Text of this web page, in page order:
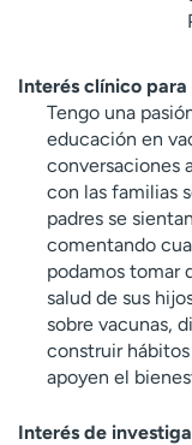
Interés clínico
Tengo una
educación en
conversaciones
con las familias
padres se
comentando
podamos tomar
salud de sus
sobre vacunas,
construir
apoyen el
Interés de